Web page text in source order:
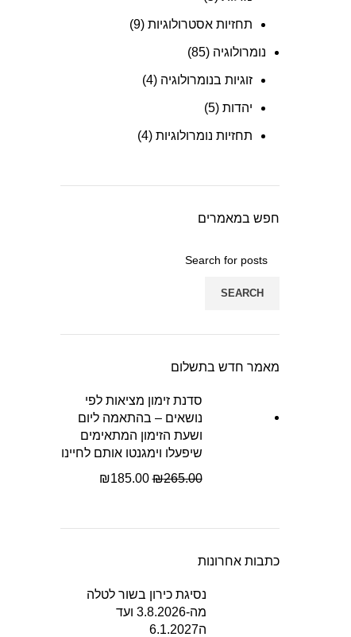
תחזיות אסטרולוגיות (9)
נומרולוגיה (85)
זוגיות בנומרולוגיה (4)
יהדות (5)
תחזיות נומרולוגיות (4)
חפש במאמרים
SEARCH
מאמר חדש בתשלום
סדנת זימון מציאות לפי
נושאים – בהתאמה ליום
ושעת הזימון המתאימים
שיפעלו וימגנטו אותם לחיינו
₪265.00
₪185.00
כתבות אחרונות
נסיגת כירון בשור לטלה
מה-3.8.2026 ועד
ה6.1.2027